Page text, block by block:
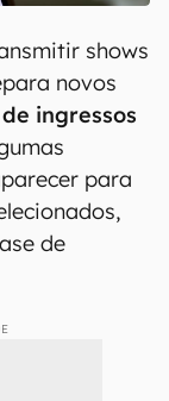
shows
novos
ingressos
para
de